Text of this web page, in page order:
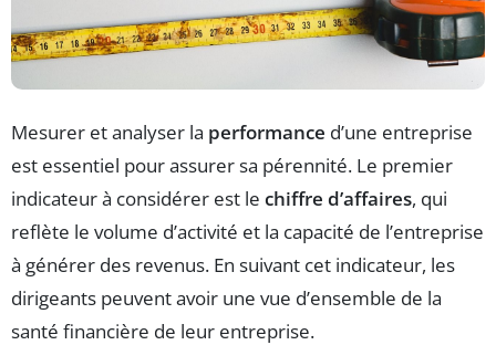
Mesurer et analyser la performance d’une entreprise
est essentiel pour assurer sa pérennité. Le premier
indicateur à considérer est le chiffre d’affaires, qui
reflète le volume d’activité et la capacité de l’entreprise
à générer des revenus. En suivant cet indicateur, les
dirigeants peuvent avoir une vue d’ensemble de la
santé financière de leur entreprise.